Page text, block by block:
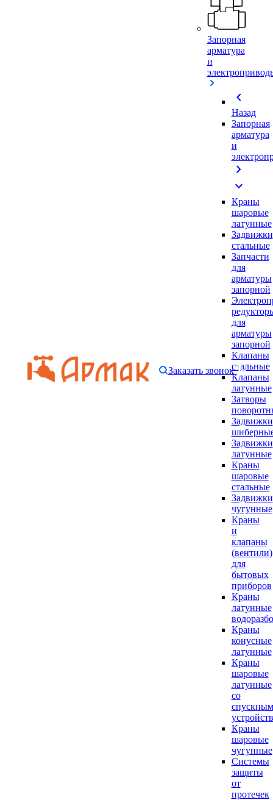
Запорная
арматура
и
chevron_left
Назад
Запорная
арматура
и
chevron_right
expand_more
Краны
шаровые
латунные
Задвижки
стальные
Запчасти
для
арматуры
запорной
для
арматуры
запорной
Клапаны
стальные
Клапаны
латунные
Затворы
Задвижки
Задвижки
латунные
Краны
шаровые
стальные
Задвижки
чугунные
Краны
и
клапаны
(вентили)
для
бытовых
приборов
Краны
латунные
Краны
конусные
латунные
Краны
шаровые
латунные
со
спускным
Краны
шаровые
чугунные
Системы
защиты
от
протечек
Заказать звонок